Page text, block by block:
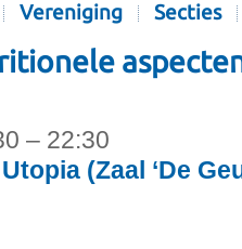
Vereniging Secties
– 22:30
(Zaal ‘De